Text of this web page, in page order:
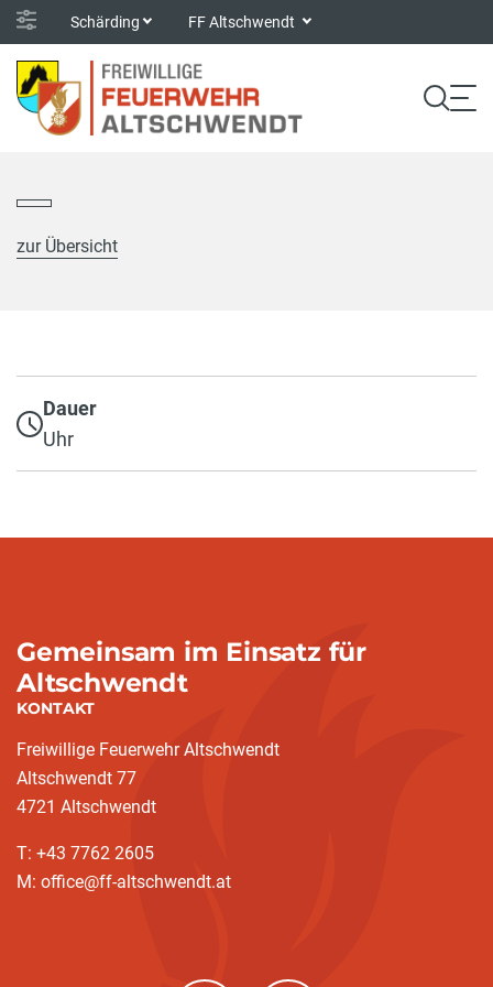
Schärding FF Altschwendt
zur Übersicht
Dauer
Uhr
Gemeinsam im Einsatz für
Altschwendt
KONTAKT
Freiwillige Feuerwehr Altschwendt
Altschwendt 77
4721 Altschwendt
T: +43 7762 2605
M: office@ff-altschwendt.at